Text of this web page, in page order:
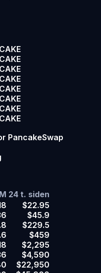
PancakeSwap
24 t. siden
$22.95
$45.9
$229.5
$459
$2,295
$4,590
$22,950